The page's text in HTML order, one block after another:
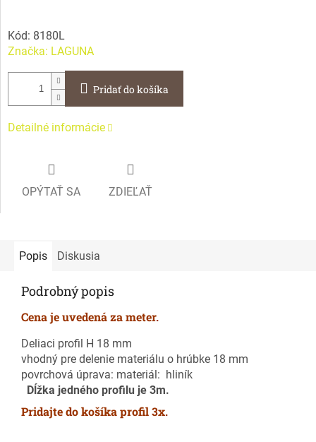
Kód: 8180L
Značka: LAGUNA
Pridať do košíka
Detailné informácie
OPÝTAŤ SA ZDIEĽAŤ
Popis Diskusia
Podrobný popis
Cena je uvedená za meter.
Deliaci profil H 18 mm
vhodný pre delenie materiálu o hrúbke 18 mm
povrchová úprava: materiál: hliník
Dĺžka jedného profilu je 3m.
Pridajte do košíka profil 3x.